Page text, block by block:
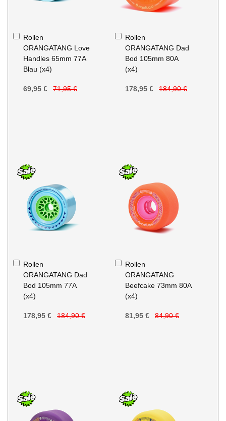
Rollen
ORANGATANG Love
Handles 65mm 77A
Blau (x4)
69,95 € 71,95 €
In
den
Warenkorb
Rollen
ORANGATANG Dad
Bod 105mm 80A
(x4)
178,95 € 184,90 €
In
den
Warenkorb
Rollen
ORANGATANG Dad
Bod 105mm 77A
(x4)
178,95 € 184,90 €
In
den
Warenkorb
Rollen
ORANGATANG
Beefcake 73mm 80A
(x4)
81,95 € 84,90 €
In
den
Warenkorb